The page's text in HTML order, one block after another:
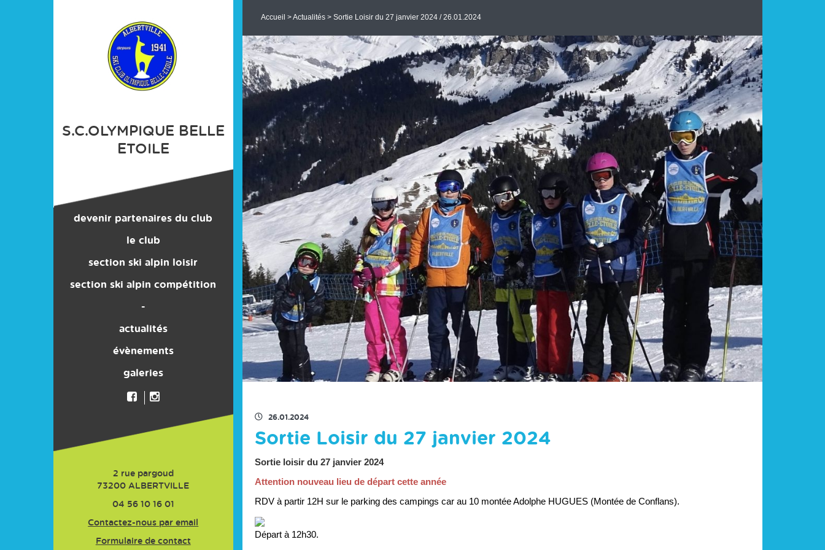
S.C.OLYMPIQUE BELLE
ETOILE
devenir partenaires du club
le club
contacts
son histoire
section ski alpin loisir
section ski alpin compétition
-
actualités
évènements
galeries
2 rue pargoud
73200 ALBERTVILLE
04 56 10 16 01
Contactez-nous par email
Formulaire de contact
Accueil >Actualités> Sortie Loisir du 27 janvier 2024 / 26.01.2024
26.01.2024
Sortie Loisir du 27 janvier 2024
Sortie loisir du 27 janvier 2024
Attention nouveau lieu de départ cette année
RDV à partir 12H sur le parking des campings car au 10 montée Adolphe HUGUES (Montée de Conflans).
Départ à 12h30.